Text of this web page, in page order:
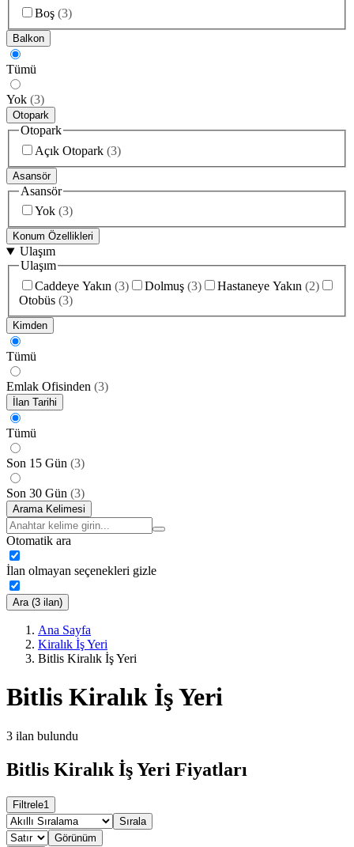
Boş (3)
Balkon
Tümü
Yok (3)
Otopark
Otopark
Açık Otopark (3)
Asansör
Asansör
Yok (3)
Konum Özellikleri
Ulaşım
Ulaşım
Caddeye Yakın (3) Dolmuş (3) Hastaneye Yakın (2)
Otobüs (3)
Kimden
Tümü
Emlak Ofisinden (3)
İlan Tarihi
Tümü
Son 15 Gün (3)
Son 30 Gün (3)
Arama Kelimesi
Otomatik ara
İlan olmayan seçenekleri gizle
Ara (3 ilan)
Ana Sayfa
Kiralık İş Yeri
Bitlis Kiralık İş Yeri
Bitlis Kiralık İş Yeri
3 ilan bulundu
Bitlis Kiralık İş Yeri Fiyatları
Filtrele1
Sırala
Görünüm